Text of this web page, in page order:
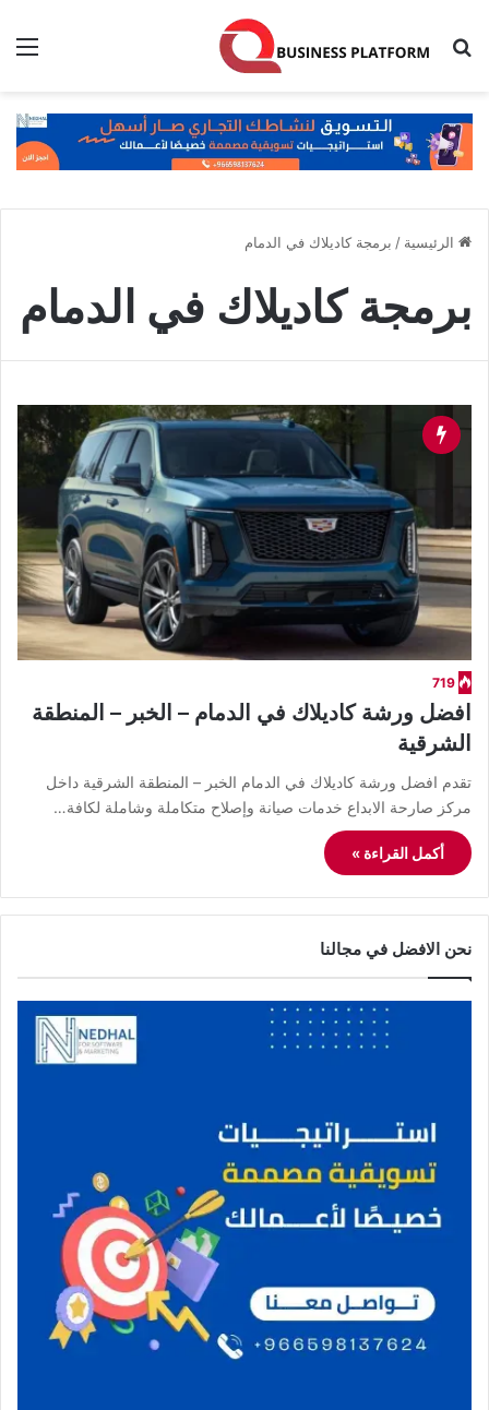
بحث عن
الرئيسية / برمجة كاديلاك في الدمام
برمجة كاديلاك في الدمام
719
افضل ورشة كاديلاك في الدمام – الخبر – المنطقة
الشرقية
تقدم افضل ورشة كاديلاك في الدمام الخبر – المنطقة الشرقية داخل
مركز صارحة الابداع خدمات صيانة وإصلاح متكاملة وشاملة لكافة…
أكمل القراءة »
نحن الافضل في مجالنا